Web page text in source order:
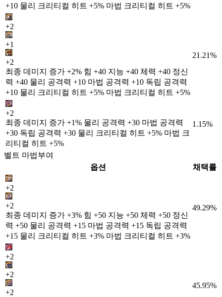
+10 물리 크리티컬 히트 +5% 마법 크리티컬 히트 +5%
+2
+1
+2
최종 데미지 증가 +2% 힘 +40 지능 +40 체력 +40 정신
력 +40 물리 공격력 +10 마법 공격력 +10 독립 공격력
+10 물리 크리티컬 히트 +5% 마법 크리티컬 히트 +5%
21.21%
+2
최종 데미지 증가 +1% 물리 공격력 +30 마법 공격력
+30 독립 공격력 +30 물리 크리티컬 히트 +5% 마법 크
리티컬 히트 +5%
1.15%
벨트 마법부여
옵션
채택률
+2
+2
최종 데미지 증가 +3% 힘 +50 지능 +50 체력 +50 정신
력 +50 물리 공격력 +15 마법 공격력 +15 독립 공격력
+15 물리 크리티컬 히트 +3% 마법 크리티컬 히트 +3%
49.29%
+2
+2
+2
45.95%